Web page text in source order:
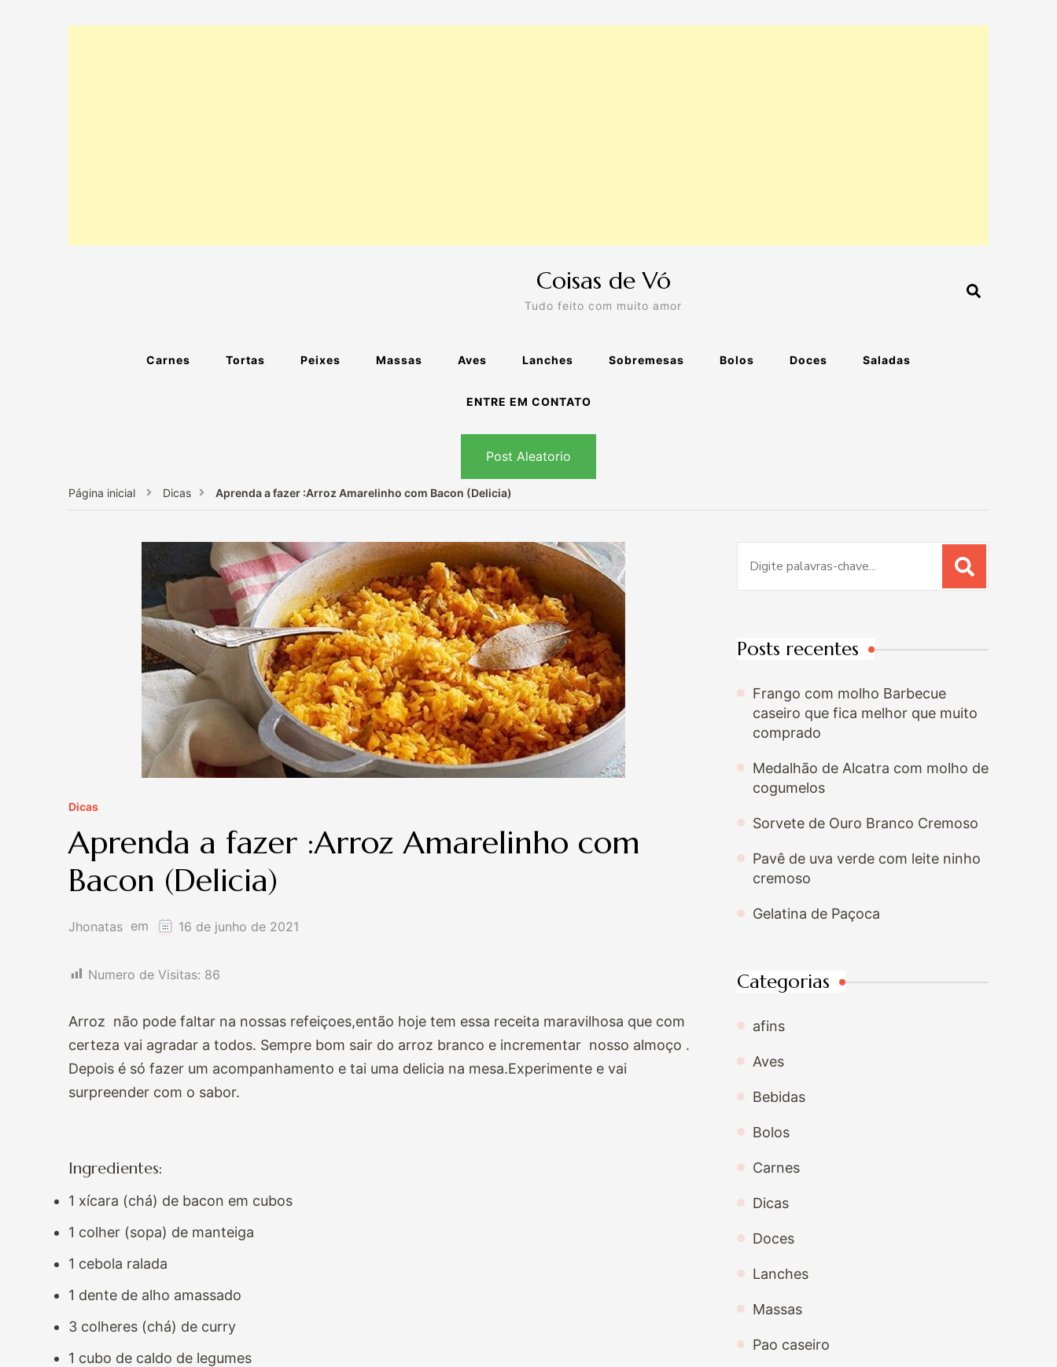
Coisas de Vó
Tudo feito com muito amor
Carnes Tortas Peixes Massas Aves Lanches Sobremesas Bolos Doces Saladas
ENTRE EM CONTATO
Post Aleatorio
Página inicial Dicas Aprenda a fazer :Arroz Amarelinho com Bacon (Delicia)
Dicas
Aprenda a fazer :Arroz Amarelinho com
Bacon (Delicia)
Jhonatas em 16 de junho de 2021
Numero de Visitas: 86
Arroz não pode faltar na nossas refeiçoes,então hoje tem essa receita maravilhosa que com
certeza vai agradar a todos. Sempre bom sair do arroz branco e incrementar nosso almoço .
Depois é só fazer um acompanhamento e tai uma delicia na mesa.Experimente e vai
surpreender com o sabor.
Ingredientes:
1 xícara (chá) de bacon em cubos
1 colher (sopa) de manteiga
1 cebola ralada
1 dente de alho amassado
3 colheres (chá) de curry
1 cubo de caldo de legumes
por:
Posts recentes
Frango com molho Barbecue
caseiro que fica melhor que muito
comprado
Medalhão de Alcatra com molho de
cogumelos
Sorvete de Ouro Branco Cremoso
Pavê de uva verde com leite ninho
cremoso
Gelatina de Paçoca
Categorias
afins
Aves
Bebidas
Bolos
Carnes
Dicas
Doces
Lanches
Massas
Pao caseiro